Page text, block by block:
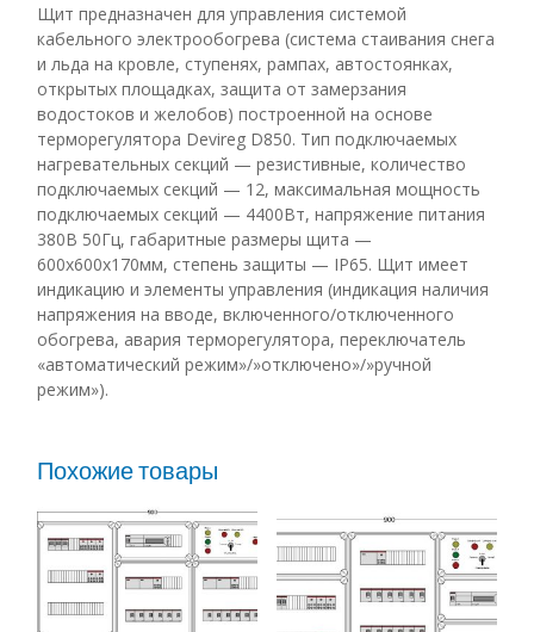
Щит предназначен для управления системой
кабельного электрообогрева (система стаивания снега
и льда на кровле, ступенях, рампах, автостоянках,
открытых площадках, защита от замерзания
водостоков и желобов) построенной на основе
терморегулятора Devireg D850. Тип подключаемых
нагревательных секций — резистивные, количество
подключаемых секций — 12, максимальная мощность
подключаемых секций — 4400Вт, напряжение питания
380В 50Гц, габаритные размеры щита —
600х600х170мм, степень защиты — IP65. Щит имеет
индикацию и элементы управления (индикация наличия
напряжения на вводе, включенного/отключенного
обогрева, авария терморегулятора, переключатель
«автоматический режим»/»отключено»/»ручной
режим»).
Похожие товары